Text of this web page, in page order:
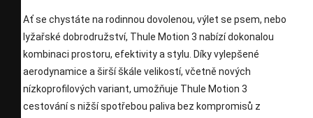
Ať se chystáte na rodinnou dovolenou, výlet se psem, nebo
lyžařské dobrodružství, Thule Motion 3 nabízí dokonalou
kombinaci prostoru, efektivity a stylu. Díky vylepšené
aerodynamice a širší škále velikostí, včetně nových
nízkoprofilových variant, umožňuje Thule Motion 3
cestování s nižší spotřebou paliva bez kompromisů z